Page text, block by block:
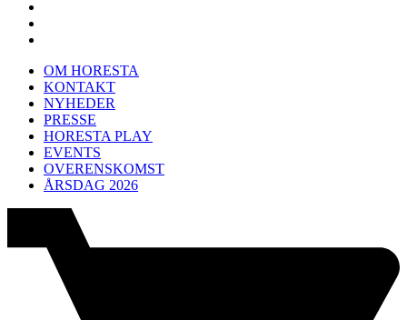
OM HORESTA
KONTAKT
NYHEDER
PRESSE
HORESTA PLAY
EVENTS
OVERENSKOMST
ÅRSDAG 2026